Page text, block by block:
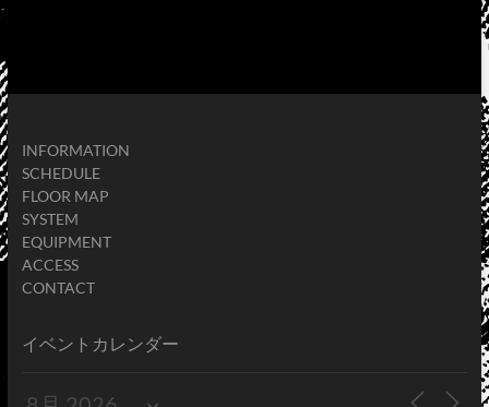
INFORMATION
SCHEDULE
FLOOR MAP
SYSTEM
EQUIPMENT
ACCESS
CONTACT
イベントカレンダー